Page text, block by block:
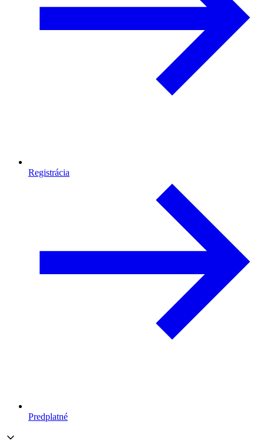
Registrácia
Predplatné